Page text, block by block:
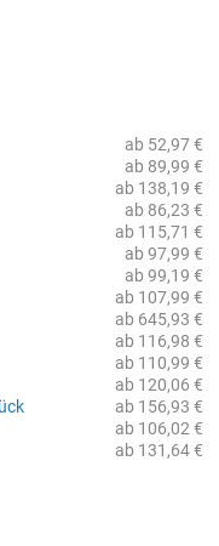
ab 52,97 €
ab 89,99 €
ab 138,19 €
ab 86,23 €
ab 115,71 €
ab 97,99 €
ab 99,19 €
ab 107,99 €
ab 645,93 €
ab 116,98 €
ab 110,99 €
ab 120,06 €
ab 156,93 €
ab 106,02 €
ab 131,64 €